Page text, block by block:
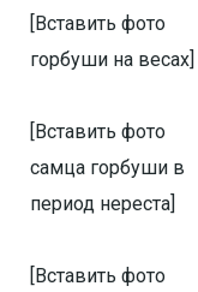
[Вставить фото
горбуши на весах]
[Вставить фото
самца горбуши в
период нереста]
[Вставить фото